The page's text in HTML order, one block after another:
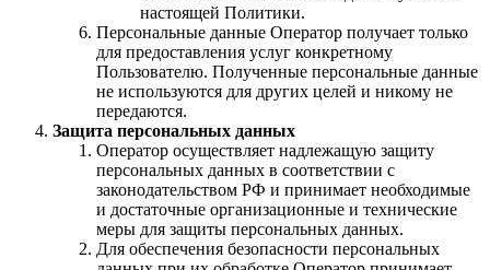
настоящей Политики.
Персональные данные Оператор получает только
для предоставления услуг конкретному
Пользователю. Полученные персональные данные
не используются для других целей и никому не
передаются.
Защита персональных данных
Оператор осуществляет надлежащую защиту
персональных данных в соответствии с
законодательством РФ и принимает необходимые
и достаточные организационные и технические
меры для защиты персональных данных.
Для обеспечения безопасности персональных